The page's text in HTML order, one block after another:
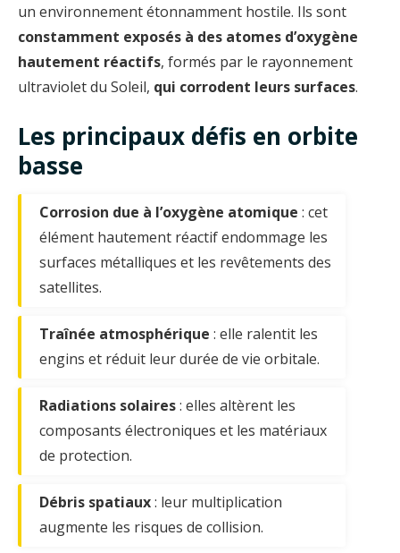
un environnement étonnamment hostile. Ils sont
constamment exposés à des atomes d’oxygène
hautement réactifs, formés par le rayonnement
ultraviolet du Soleil, qui corrodent leurs surfaces.
Les principaux défis en orbite
basse
Corrosion due à l’oxygène atomique : cet
élément hautement réactif endommage les
surfaces métalliques et les revêtements des
satellites.
Traînée atmosphérique : elle ralentit les
engins et réduit leur durée de vie orbitale.
Radiations solaires: elles altèrent les
composants électroniques et les matériaux
de protection.
Débris spatiaux: leur multiplication
augmente les risques de collision.